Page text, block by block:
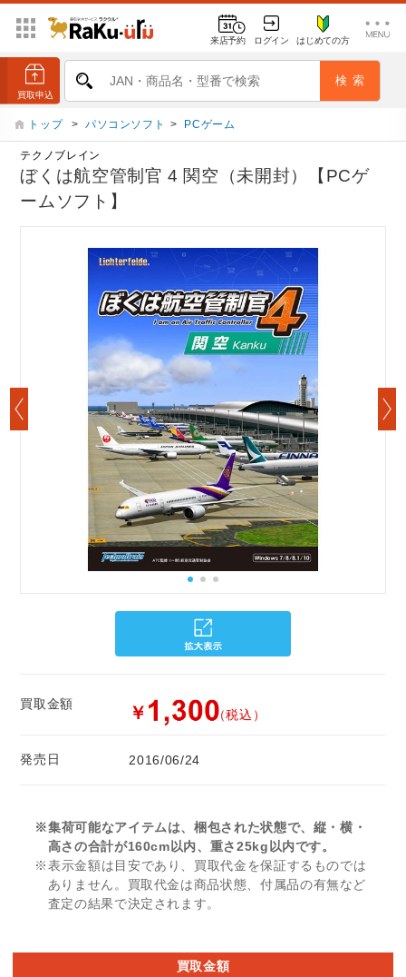
来店予約 ログイン はじめての方
トップ > パソコンソフト > PCゲーム
テクノブレイン
ぼくは航空管制官 4 関空（未開封）【PCゲ
ームソフト】
買取金額 ￥ （税込）
発売日 2016/06/24
※集荷可能なアイテムは、梱包された状態で、縦・横・
高さの合計が160cm以内、重さ25kg以内です。
※表示金額は目安であり、買取代金を保証するものでは
ありません。買取代金は商品状態、付属品の有無など
査定の結果で決定されます。
買取金額